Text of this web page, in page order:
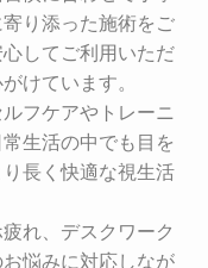
り添った施術をご
してご利用いただ
けています。
フケアやトレーニ
生活の中でも目を
長く快適な視生活
れ、デスクワーク
悩みに対応しなが